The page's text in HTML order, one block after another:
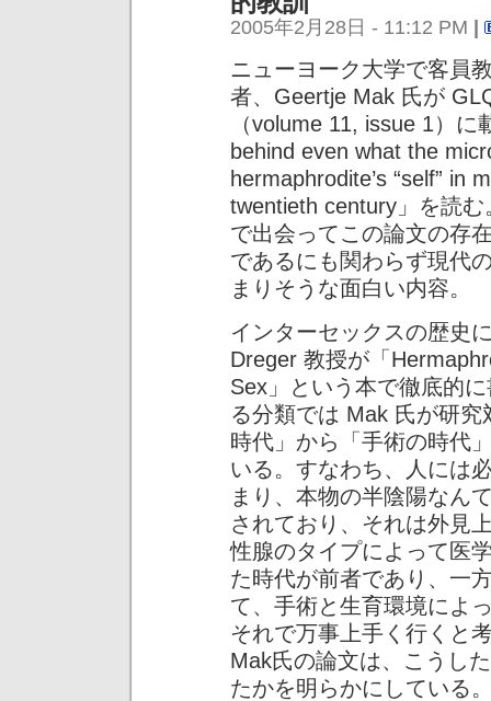
2005年2月28日 - 11:12 PM
ニューヨーク大学で客員
者、Geertje Mak 氏が
（volume 11, issue 1）
behind even what the
hermaphrodite’s “self” in
twentieth century」を読
で出会ってこの論文の存
であるにも関わらず現代
まりそうな面白い内容。
インターセックスの歴史
Dreger 教授が「
Sex」という本で徹底的
る分類では Mak 氏が研
時代」から「手術の時代
いる。すなわち、人には
まり、本物の半陰陽なん
されており、それは外見
性腺のタイプによって医
た時代が前者であり、一
て、手術と生育環境によ
それで万事上手く行くと
Mak氏の論文は、こうし
たかを明らかにしている